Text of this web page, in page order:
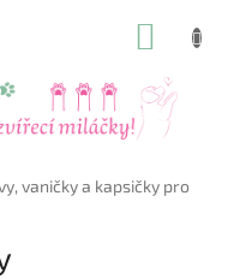
vaničky a kapsičky pro